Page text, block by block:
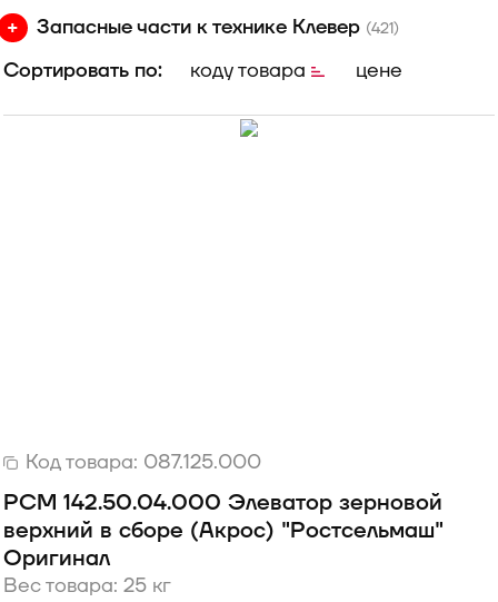
Запасные части к технике Клевер (421)
Сортировать по: коду товара цене
Код товара: 087.125.000
РСМ 142.50.04.000 Элеватор зерновой
верхний в сборе (Акрос) "Ростсельмаш"
Оригинал
Вес товара: 25 кг